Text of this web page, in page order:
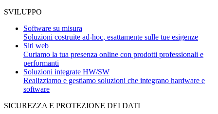
SVILUPPO
Software su misura
Soluzioni costruite ad-hoc, esattamente sulle tue esigenze
Siti web
Curiamo la tua presenza online con prodotti professionali e
performanti
Soluzioni integrate HW/SW
Realizziamo e gestiamo soluzioni che integrano hardware e
software
SICUREZZA E PROTEZIONE DEI DATI